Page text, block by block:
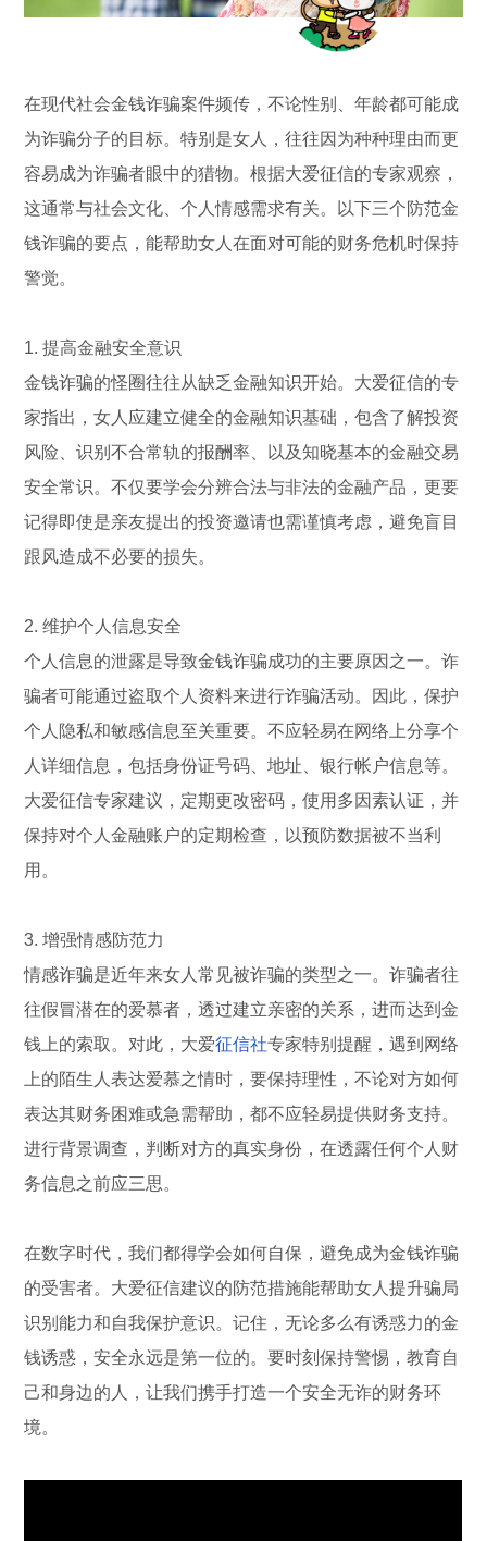
在现代社会金钱诈骗案件频传，不论性别、年龄都可能成
为诈骗分子的目标。特别是女人，往往因为种种理由而更
容易成为诈骗者眼中的猎物。根据大爱征信的专家观察，
这通常与社会文化、个人情感需求有关。以下三个防范金
钱诈骗的要点，能帮助女人在面对可能的财务危机时保持
警觉。
1. 提高金融安全意识
金钱诈骗的怪圈往往从缺乏金融知识开始。大爱征信的专
家指出，女人应建立健全的金融知识基础，包含了解投资
风险、识别不合常轨的报酬率、以及知晓基本的金融交易
安全常识。不仅要学会分辨合法与非法的金融产品，更要
记得即使是亲友提出的投资邀请也需谨慎考虑，避免盲目
跟风造成不必要的损失。
2. 维护个人信息安全
个人信息的泄露是导致金钱诈骗成功的主要原因之一。诈
骗者可能通过盗取个人资料来进行诈骗活动。因此，保护
个人隐私和敏感信息至关重要。不应轻易在网络上分享个
人详细信息，包括身份证号码、地址、银行帐户信息等。
大爱征信专家建议，定期更改密码，使用多因素认证，并
保持对个人金融账户的定期检查，以预防数据被不当利
用。
3. 增强情感防范力
情感诈骗是近年来女人常见被诈骗的类型之一。诈骗者往
往假冒潜在的爱慕者，透过建立亲密的关系，进而达到金
钱上的索取。对此，大爱征信社专家特别提醒，遇到网络
上的陌生人表达爱慕之情时，要保持理性，不论对方如何
表达其财务困难或急需帮助，都不应轻易提供财务支持。
进行背景调查，判断对方的真实身份，在透露任何个人财
务信息之前应三思。
在数字时代，我们都得学会如何自保，避免成为金钱诈骗
的受害者。大爱征信建议的防范措施能帮助女人提升骗局
识别能力和自我保护意识。记住，无论多么有诱惑力的金
钱诱惑，安全永远是第一位的。要时刻保持警惕，教育自
己和身边的人，让我们携手打造一个安全无诈的财务环
境。